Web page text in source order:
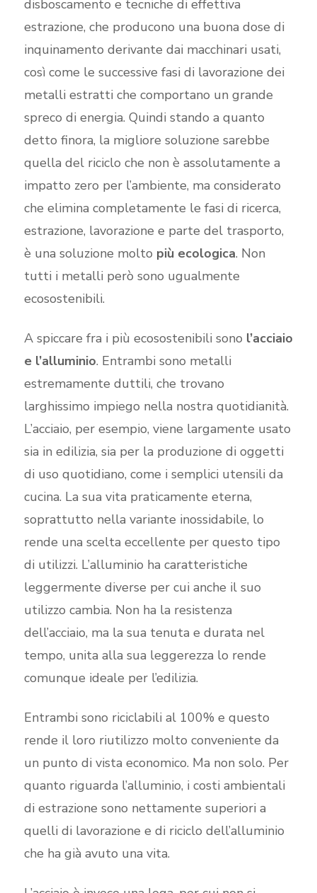
disboscamento e tecniche di effettiva
estrazione, che producono una buona dose di
inquinamento derivante dai macchinari usati,
così come le successive fasi di lavorazione dei
metalli estratti che comportano un grande
spreco di energia. Quindi stando a quanto
detto finora, la migliore soluzione sarebbe
quella del riciclo che non è assolutamente a
impatto zero per l’ambiente, ma considerato
che elimina completamente le fasi di ricerca,
estrazione, lavorazione e parte del trasporto,
è una soluzione molto più ecologica. Non
tutti i metalli però sono ugualmente
ecosostenibili.
A spiccare fra i più ecosostenibili sono l’acciaio
e l’alluminio. Entrambi sono metalli
estremamente duttili, che trovano
larghissimo impiego nella nostra quotidianità.
L’acciaio, per esempio, viene largamente usato
sia in edilizia, sia per la produzione di oggetti
di uso quotidiano, come i semplici utensili da
cucina. La sua vita praticamente eterna,
soprattutto nella variante inossidabile, lo
rende una scelta eccellente per questo tipo
di utilizzi. L’alluminio ha caratteristiche
leggermente diverse per cui anche il suo
utilizzo cambia. Non ha la resistenza
dell’acciaio, ma la sua tenuta e durata nel
tempo, unita alla sua leggerezza lo rende
comunque ideale per l’edilizia.
Entrambi sono riciclabili al 100% e questo
rende il loro riutilizzo molto conveniente da
un punto di vista economico. Ma non solo. Per
quanto riguarda l’alluminio, i costi ambientali
di estrazione sono nettamente superiori a
quelli di lavorazione e di riciclo dell’alluminio
che ha già avuto una vita.